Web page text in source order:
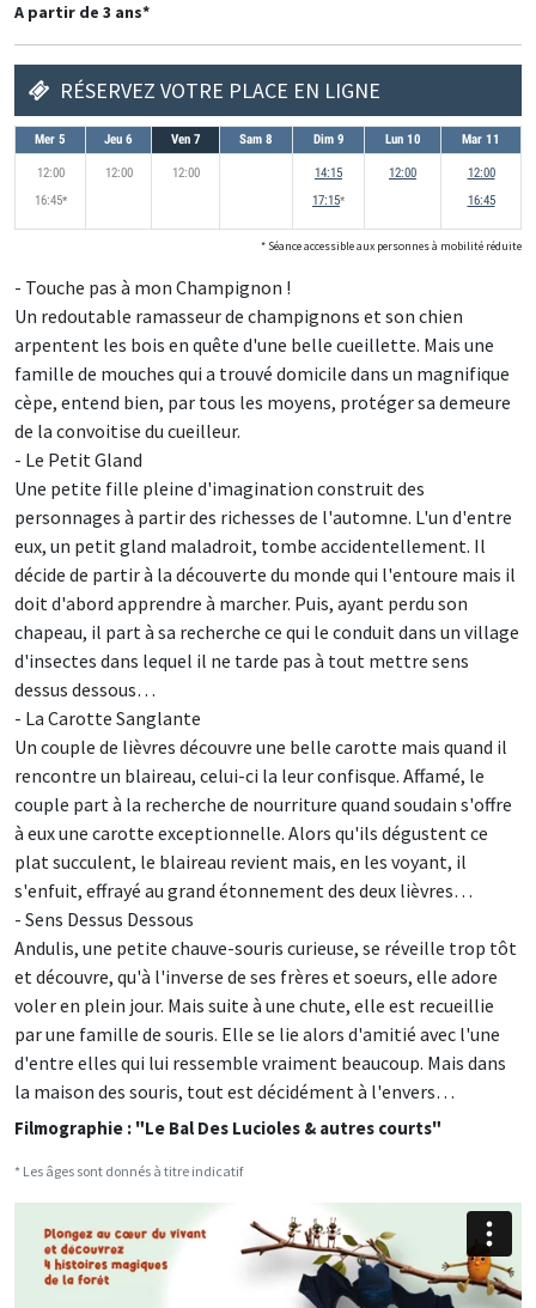
A partir de 3 ans*
RÉSERVEZ VOTRE PLACE EN LIGNE
Mer 5 Jeu 6 Ven 7 Sam 8 Dim 9 Lun 10 Mar 11
12:00
16:45*accessible aux personnes à mobilité réduites
12:00 12:00
14:15
17:15*accessible aux personnes à mobilité
12:00
12:00
16:45
* Séance accessible aux personnes à mobilité réduite
- Touche pas à mon Champignon !
Un redoutable ramasseur de champignons et son chien
arpentent les bois en quête d'une belle cueillette. Mais une
famille de mouches qui a trouvé domicile dans un magnifique
cèpe, entend bien, par tous les moyens, protéger sa demeure
de la convoitise du cueilleur.
- Le Petit Gland
Une petite fille pleine d'imagination construit des
personnages à partir des richesses de l'automne. L'un d'entre
eux, un petit gland maladroit, tombe accidentellement. Il
décide de partir à la découverte du monde qui l'entoure mais il
doit d'abord apprendre à marcher. Puis, ayant perdu son
chapeau, il part à sa recherche ce qui le conduit dans un village
d'insectes dans lequel il ne tarde pas à tout mettre sens
dessus dessous…
- La Carotte Sanglante
Un couple de lièvres découvre une belle carotte mais quand il
rencontre un blaireau, celui-ci la leur confisque. Affamé, le
couple part à la recherche de nourriture quand soudain s'offre
à eux une carotte exceptionnelle. Alors qu'ils dégustent ce
plat succulent, le blaireau revient mais, en les voyant, il
s'enfuit, effrayé au grand étonnement des deux lièvres…
- Sens Dessus Dessous
Andulis, une petite chauve-souris curieuse, se réveille trop tôt
et découvre, qu'à l'inverse de ses frères et soeurs, elle adore
voler en plein jour. Mais suite à une chute, elle est recueillie
par une famille de souris. Elle se lie alors d'amitié avec l'une
d'entre elles qui lui ressemble vraiment beaucoup. Mais dans
la maison des souris, tout est décidément à l'envers…
Filmographie : "Le Bal Des Lucioles & autres courts"
* Les âges sont donnés à titre indicatif